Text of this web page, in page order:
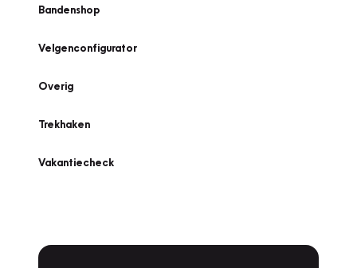
Bandenshop
Velgenconfigurator
Overig
Trekhaken
Vakantiecheck